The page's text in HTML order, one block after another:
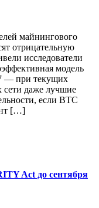
майнингового
отрицательную
исследователи
модель
— при текущих
сети даже лучшие
если BTC
[…]
Act до сентября